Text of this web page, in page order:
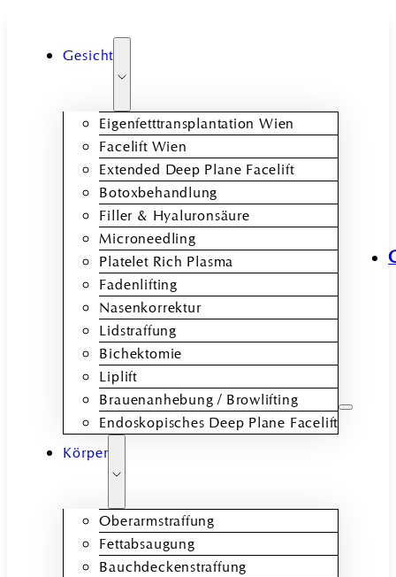
Gesicht
Eigenfetttransplantation Wien
Facelift Wien
Extended Deep Plane Facelift
Botoxbehandlung
Filler & Hyaluronsäure
Microneedling
Platelet Rich Plasma
Fadenlifting
Nasenkorrektur
Lidstraffung
Bichektomie
Liplift
Brauenanhebung / Browlifting
Endoskopisches Deep Plane Facelift
Körper
Oberarmstraffung
Fettabsaugung
Bauchdeckenstraffung